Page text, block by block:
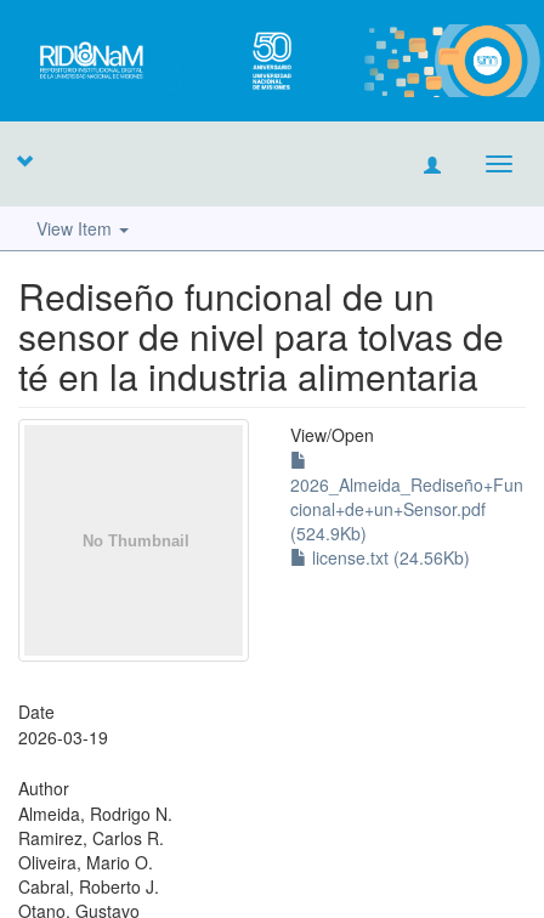
View Item
Rediseño funcional de un
sensor de nivel para tolvas de
té en la industria alimentaria
View/Open
2026_Almeida_Rediseño+Fun
cional+de+un+Sensor.pdf
(524.9Kb)
license.txt (24.56Kb)
Date
2026-03-19
Author
Almeida, Rodrigo N.
Ramirez, Carlos R.
Oliveira, Mario O.
Cabral, Roberto J.
Otano, Gustavo